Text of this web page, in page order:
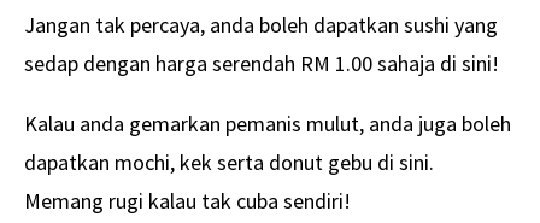
Jangan tak percaya, anda boleh dapatkan sushi yang
sedap dengan harga serendah RM 1.00 sahaja di sini!
Kalau anda gemarkan pemanis mulut, anda juga boleh
dapatkan mochi, kek serta donut gebu di sini.
Memang rugi kalau tak cuba sendiri!